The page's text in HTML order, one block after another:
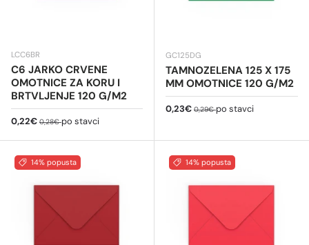
LCC6BR
C6 JARKO CRVENE
OMOTNICE ZA KORU I
BRTVLJENJE 120 G/M2
Cijena na sniženju
0,22€ Redovna cijena
0,28€po stavci
GC125DG
TAMNOZELENA 125 X 175
MM OMOTNICE 120 G/M2
Cijena na sniženju
0,23€ Redovna cijena
0,29€po stavci
14% popusta 14% popusta